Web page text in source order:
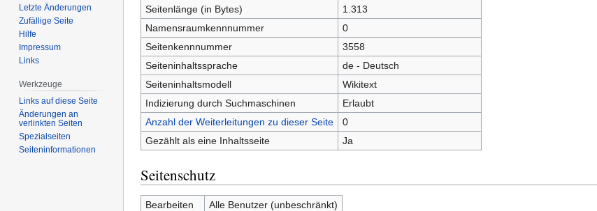
Seitenlänge (in Bytes)
1.313
Namensraumkennnummer
0
Seitenkennnummer
3558
Seiteninhaltssprache
de - Deutsch
Seiteninhaltsmodell
Wikitext
Indizierung durch Suchmaschinen
Erlaubt
Anzahl der Weiterleitungen zu dieser Seite
0
Gezählt als eine Inhaltsseite
Ja
Seitenschutz
Bearbeiten
Alle Benutzer (unbeschränkt)
Letzte Änderungen
Zufällige Seite
Hilfe
Impressum
Links
Werkzeuge
Links auf diese Seite
Änderungen an
verlinkten Seiten
Spezialseiten
Seiten­­informationen